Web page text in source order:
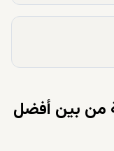
من بين أفضل